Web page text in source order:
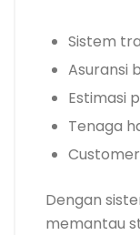
Sistem
Asuransi
Estimasi
Tenaga
Dengan
memantau